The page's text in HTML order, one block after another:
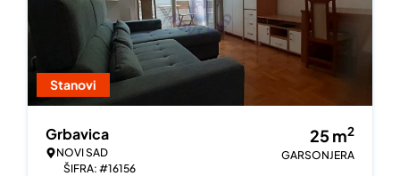
Stanovi
Grbavica
NOVI SAD
ŠIFRA: #16156
25m2
GARSONJERA